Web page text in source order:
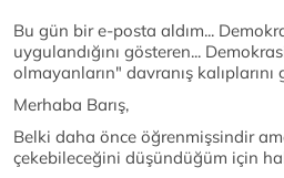
Bu gün bir e-posta aldım...
uygulandığını gösteren...
olmayanların" davranış kalıplarını
Merhaba Barış,
Belki daha önce öğrenmişsindir
çekebileceğini düşündüğüm için